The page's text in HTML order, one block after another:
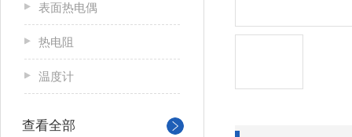
表面热电偶
热电阻
温度计
查看全部